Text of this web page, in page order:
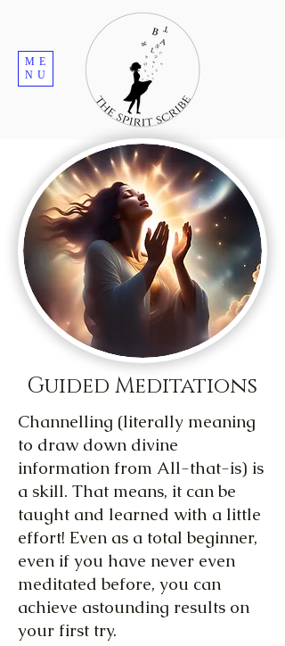
ME
NU
Guided Meditations
Channelling (literally meaning
to draw down divine
information from All-that-is) is
a skill. That means, it can be
taught and learned with a little
effort! Even as a total beginner,
even if you have never even
meditated before, you can
achieve astounding results on
your first try.